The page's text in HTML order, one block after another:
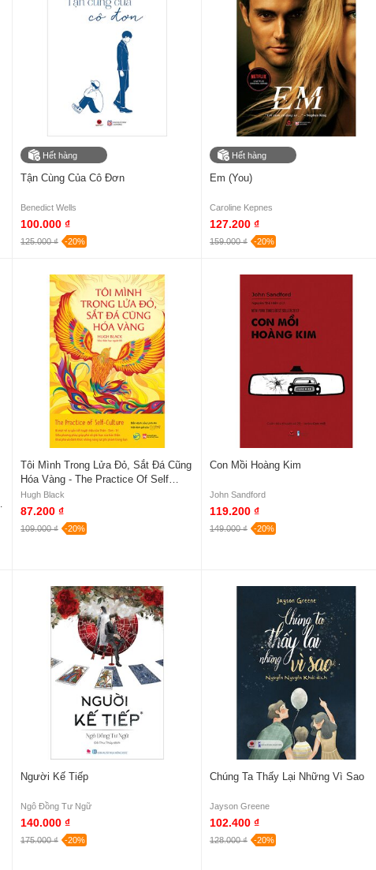
Hết hàng
Tận Cùng Của Cô Đơn
Benedict Wells
100.000 ₫
125.000 ₫ -20%
Hết hàng
Em (You)
Caroline Kepnes
127.200 ₫
159.000 ₫ -20%
Tôi Mình Trong Lửa Đỏ, Sắt Đá Cũng
Hóa Vàng - The Practice Of Self
Culture
Hugh Black
87.200 ₫
109.000 ₫ -20%
Con Mồi Hoàng Kim
John Sandford
119.200 ₫
149.000 ₫ -20%
Người Kế Tiếp
Ngô Đồng Tư Ngữ
140.000 ₫
175.000 ₫ -20%
Chúng Ta Thấy Lại Những Vì Sao
Jayson Greene
102.400 ₫
128.000 ₫ -20%